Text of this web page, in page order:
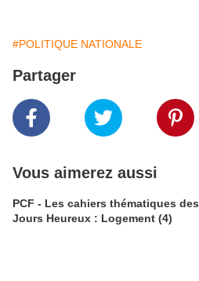
#POLITIQUE NATIONALE
Partager
Vous aimerez aussi
PCF - Les cahiers thématiques des
Jours Heureux : Logement (4)